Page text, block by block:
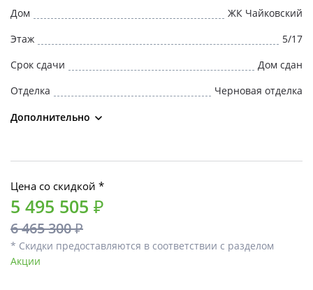
Дом
ЖК Чайковский
Этаж
5/17
Срок сдачи
Дом сдан
Отделка
Черновая отделка
Дополнительно
Цена со скидкой *
5 495 505 ₽
6 465 300 ₽
* Скидки предоставляются в соответствии с разделом
Акции